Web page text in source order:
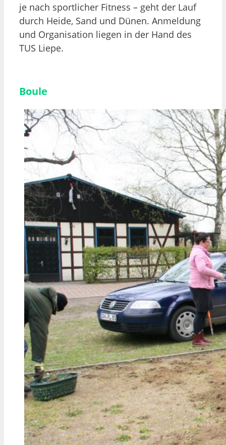
je nach sportlicher Fitness – geht der Lauf
durch Heide, Sand und Dünen. Anmeldung
und Organisation liegen in der Hand des
TUS Liepe.
Boule